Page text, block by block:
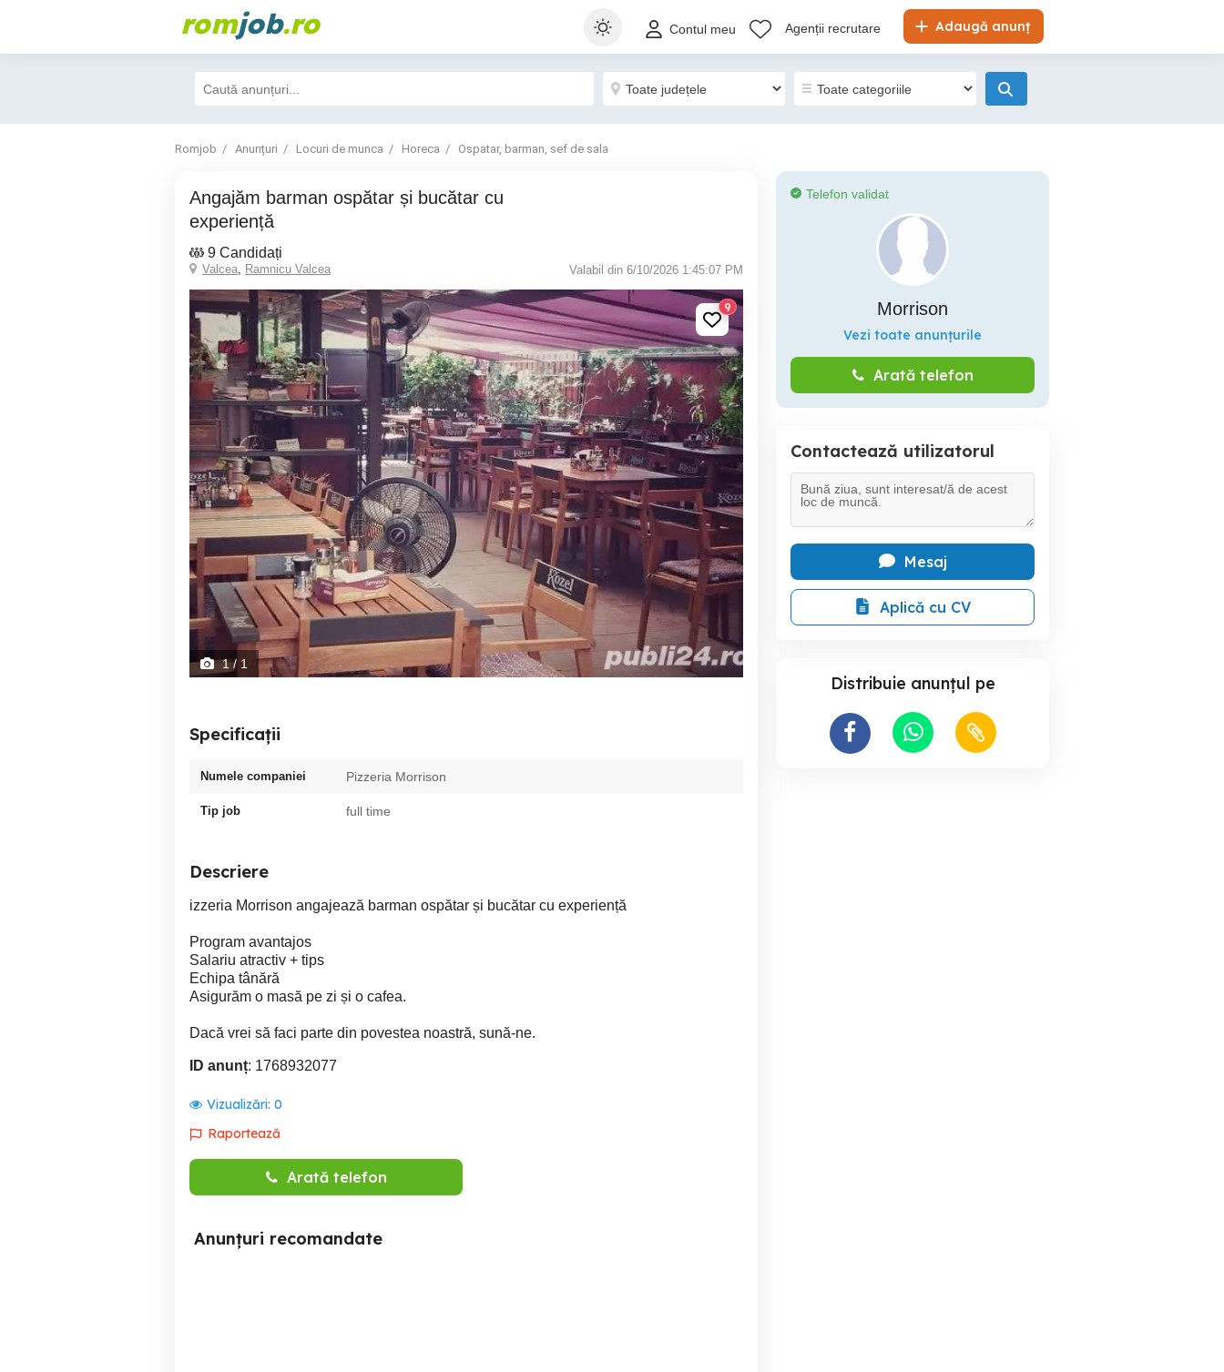
romjob.ro Adaugă anunț
Contul meu Agenții recrutare
Romjob Anunțuri Locuri de munca Horeca Ospatar, barman, sef de sala
Angajăm barman ospătar și bucătar cu
experiență
9 Candidați
Valcea, Ramnicu Valcea Valabil din 6/10/2026 1:45:07 PM
9
1/ 1
Specificații
Numele companiei Pizzeria Morrison
Tip job full time
Descriere
izzeria Morrison angajează barman ospătar și bucătar cu experiență
Program avantajos
Salariu atractiv + tips
Echipa tânără
Asigurăm o masă pe zi și o cafea.
Dacă vrei să faci parte din povestea noastră, sună-ne.
ID anunț: 1768932077
Vizualizări: 0
Raportează
Arată telefon
Anunțuri recomandate
Telefon validat
Morrison
Vezi toate anunțurile
Arată telefon
Contactează utilizatorul
Mesaj
Aplică cu CV
Distribuie anunțul pe